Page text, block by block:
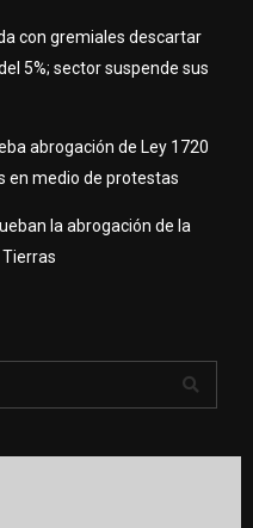
con gremiales descartar
5%; sector suspende sus
abrogación de Ley 1720
en medio de protestas
la abrogación de la
Tierras